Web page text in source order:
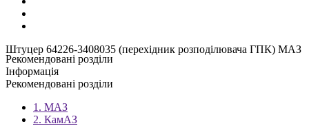
Штуцер 64226-3408035 (перехідник розподілювача ГПК) МАЗ
Рекомендовані розділи
Інформація
Рекомендовані розділи
1. МАЗ
2. КамАЗ